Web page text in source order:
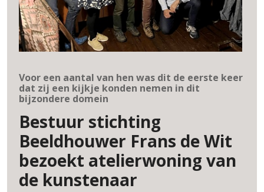
Voor een aantal van hen was dit de eerste keer
dat zij een kijkje konden nemen in dit
bijzondere domein
Bestuur stichting
Beeldhouwer Frans de Wit
bezoekt atelierwoning van
de kunstenaar